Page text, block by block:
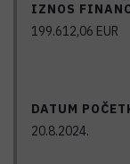
IZNOS
199.612,06 EUR
DATUM
20.8.2024.